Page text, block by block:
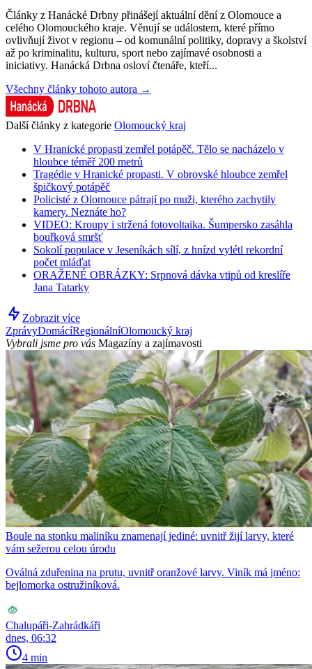
Články z Hanácké Drbny přinášejí aktuální dění z Olomouce a
celého Olomouckého kraje. Věnují se událostem, které přímo
ovlivňují život v regionu – od komunální politiky, dopravy a školství
až po kriminalitu, kulturu, sport nebo zajímavé osobnosti a
iniciativy. Hanácká Drbna osloví čtenáře, kteří...
Všechny články tohoto autora →
Další články z kategorie Olomoucký kraj
V Hranické propasti zemřel potápěč. Tělo se nacházelo v
hloubce téměř 200 metrů
Tragédie v Hranické propasti. V obrovské hloubce zemřel
špičkový potápěč
Policisté z Olomouce pátrají po muži, kterého zachytily
kamery. Neznáte ho?
VIDEO: Kroupy i stržená fotovoltaika. Šumpersko zasáhla
bouřková smršť
Sokolí populace v Jeseníkách sílí, z hnízd vylétl rekordní
počet mláďat
ORAŽENÉ OBRÁZKY: Srpnová dávka vtipů od kreslíře
Jana Tatarky
Zobrazit více
ZprávyDomácíRegionálníOlomoucký kraj
Vybrali jsme pro vás Magazíny a zajímavosti
Boule na stonku maliníku znamenají jediné: uvnitř žijí larvy, které
vám sežerou celou úrodu
Oválná zduřenina na prutu, uvnitř oranžové larvy. Viník má jméno:
bejlomorka ostružiníková.
Chalupáři-Zahrádkáři
dnes, 06:32
4 min